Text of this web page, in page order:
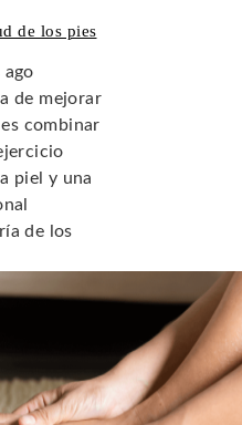
de los pies
ago
de mejorar
combinar
piel y una
de los